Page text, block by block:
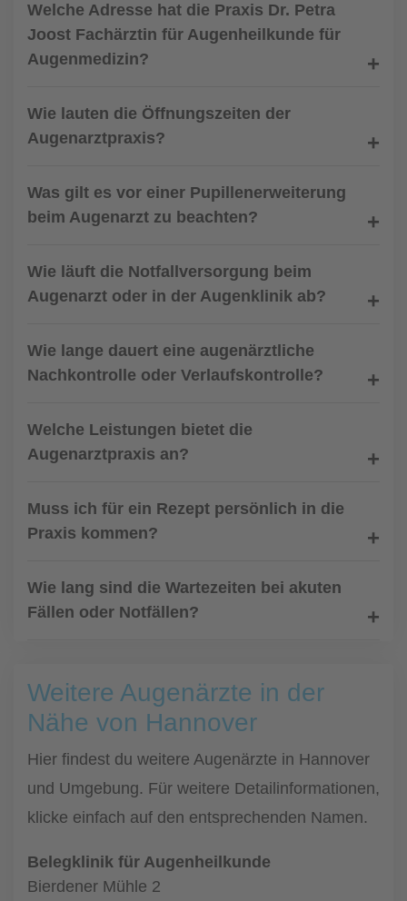
Welche Adresse hat die Praxis Dr. Petra
Joost Fachärztin für Augenheilkunde für
Augenmedizin?
Wie lauten die Öffnungszeiten der
Augenarztpraxis?
Was gilt es vor einer Pupillenerweiterung
beim Augenarzt zu beachten?
Wie läuft die Notfallversorgung beim
Augenarzt oder in der Augenklinik ab?
Wie lange dauert eine augenärztliche
Nachkontrolle oder Verlaufskontrolle?
Welche Leistungen bietet die
Augenarztpraxis an?
Muss ich für ein Rezept persönlich in die
Praxis kommen?
Wie lang sind die Wartezeiten bei akuten
Fällen oder Notfällen?
Weitere Augenärzte in der
Nähe von Hannover
Hier findest du weitere Augenärzte in Hannover
und Umgebung. Für weitere Detailinformationen,
klicke einfach auf den entsprechenden Namen.
Belegklinik für Augenheilkunde
Bierdener Mühle 2